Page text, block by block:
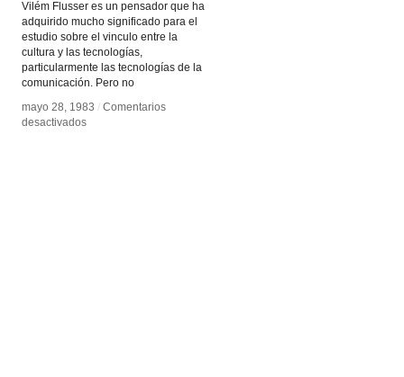
Vilém Flusser es un pensador que ha
adquirido mucho significado para el
estudio sobre el vinculo entre la
cultura y las tecnologías,
particularmente las tecnologías de la
comunicación. Pero no
mayo 28, 1983 / Comentarios
desactivadosen
mayo 28, 1983 / Comentarios
desactivadosen